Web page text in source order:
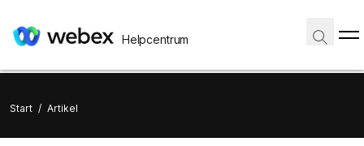
Helpcentrum
Start / Artikel